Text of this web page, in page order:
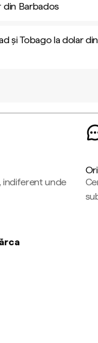
din Barbados
și Tobago la dolar din
indiferent unde